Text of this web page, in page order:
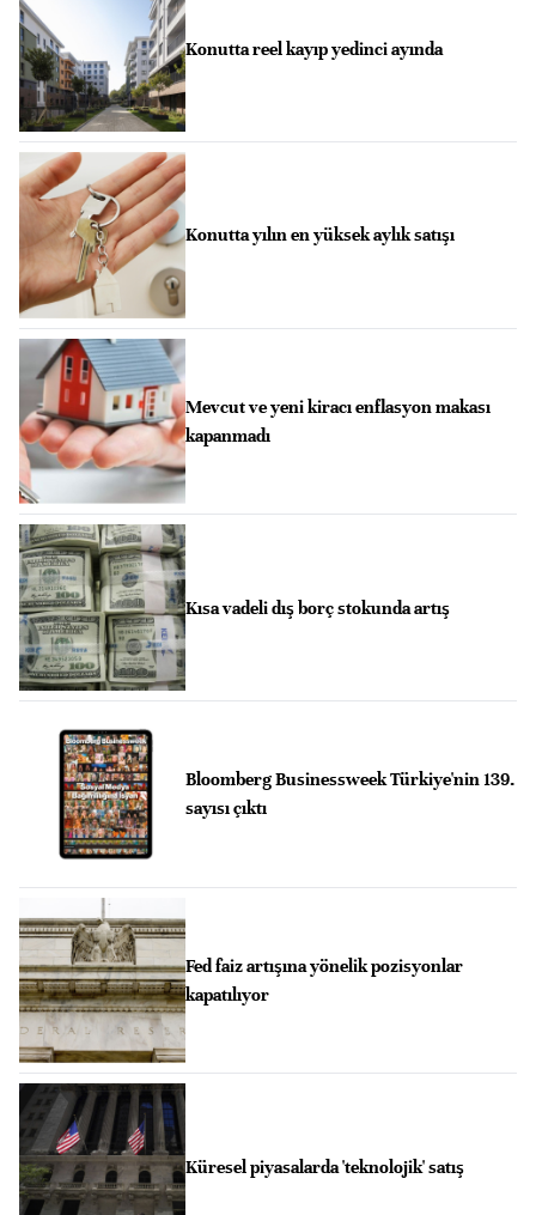
Konutta reel kayıp yedinci ayında
Konutta yılın en yüksek aylık satışı
Mevcut ve yeni kiracı enflasyon makası
kapanmadı
Kısa vadeli dış borç stokunda artış
Bloomberg Businessweek Türkiye'nin 139.
sayısı çıktı
Fed faiz artışına yönelik pozisyonlar
kapatılıyor
Küresel piyasalarda 'teknolojik' satış